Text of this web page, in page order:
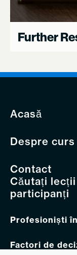
Further
Acasă
Despre curs
Contact
Căutați
participanți
Profesioniști
Factori de